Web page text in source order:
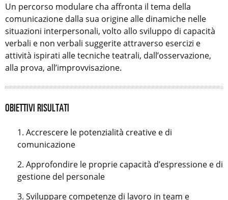
Un percorso modulare cha affronta il tema della
comunicazione dalla sua origine alle dinamiche nelle
situazioni interpersonali, volto allo sviluppo di capacità
verbali e non verbali suggerite attraverso esercizi e
attività ispirati alle tecniche teatrali, dall’osservazione,
alla prova, all’improvvisazione.
OBIETTIVI RISULTATI
Accrescere le potenzialità creative e di
comunicazione
Approfondire le proprie capacità d’espressione e di
gestione del personale
Sviluppare competenze di lavoro in team e